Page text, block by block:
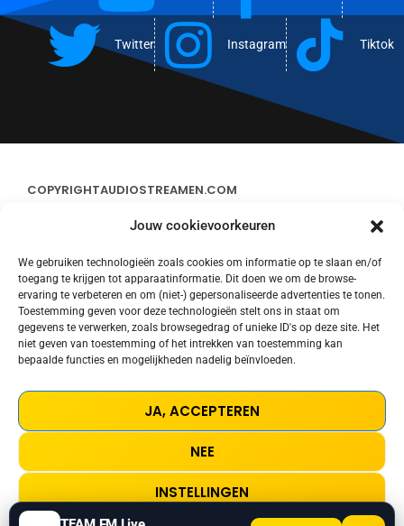
Jouw cookievoorkeuren
We gebruiken technologieën zoals cookies om informatie op te slaan en/of
toegang te krijgen tot apparaatinformatie. Dit doen we om de browse-
ervaring te verbeteren en om (niet-) gepersonaliseerde advertenties te tonen.
Toestemming geven voor deze technologieën stelt ons in staat om
gegevens te verwerken, zoals browsegedrag of unieke ID's op deze site. Het
niet geven van toestemming of het intrekken van toestemming kan
bepaalde functies en mogelijkheden nadelig beïnvloeden.
JA, ACCEPTEREN
NEE
INSTELLINGEN
Twitter Instagram Tiktok
COPYRIGHTAUDIOSTREAMEN.COM
CONTACT
STREAMS
COOKIE POLICY (EU)
TERMS AND CONDITIONS